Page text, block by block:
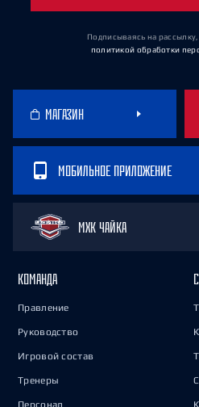
Подписываясь на
политикой обработки
МАГАЗИН
МОБИЛЬНОЕ ПРИЛОЖЕНИЕ
МХК ЧАЙКА
КОМАНДА
Правление
Руководство
Игровой состав
Тренеры
Персонал